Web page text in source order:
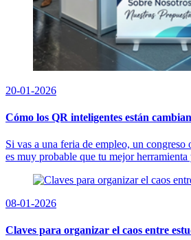
20-01-2026
Cómo los QR inteligentes están
Si vas a una feria de empleo, un
es muy probable que tu mejor
08-01-2026
Claves para organizar el caos entre